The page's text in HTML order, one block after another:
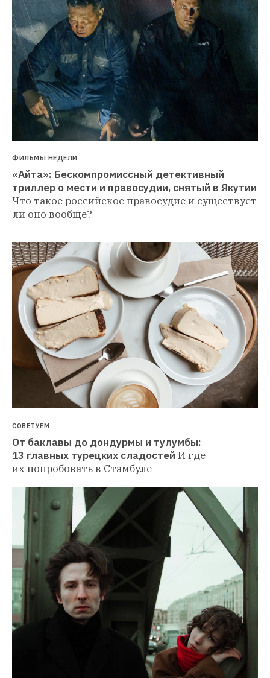
ФИЛЬМЫ НЕДЕЛИ
«Айта»: Бескомпромиссный детективный
триллер о мести и правосудии, снятый в Якутии
Что такое российское правосудие и существует
ли оно вообще?
СОВЕТУЕМ
От баклавы до дондурмы и тулумбы:
13 главных турецких сладостей И где
их попробовать в Стамбуле